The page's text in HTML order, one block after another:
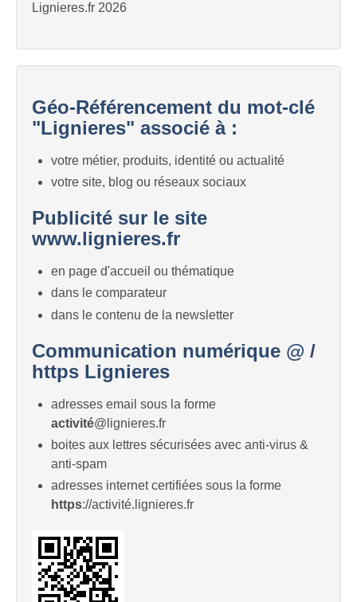
Lignieres.fr 2026
Géo-Référencement du mot-clé
"Lignieres" associé à :
votre métier, produits, identité ou actualité
votre site, blog ou réseaux sociaux
Publicité sur le site
www.lignieres.fr
en page d'accueil ou thématique
dans le comparateur
dans le contenu de la newsletter
Communication numérique @ /
https Lignieres
adresses email sous la forme
activité@lignieres.fr
boites aux lettres sécurisées avec anti-virus &
anti-spam
adresses internet certifiées sous la forme
https://activité.lignieres.fr